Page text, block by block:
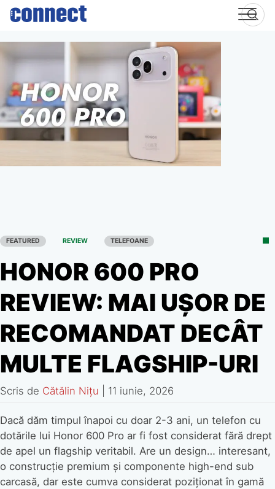
Skip
FEATURED REVIEW TELEFOANE
HONOR 600 PRO
REVIEW: MAI UȘOR DE
RECOMANDAT DECÂT
MULTE FLAGSHIP-URI
Scris de Cătălin Nițu 11 iunie, 2026
Dacă dăm timpul înapoi cu doar 2-3 ani, un telefon cu
dotările lui Honor 600 Pro ar fi fost considerat fără drept
de apel un flagship veritabil. Are un design… interesant,
o construcție premium și componente high-end sub
carcasă, dar este cumva considerat poziționat în gamă